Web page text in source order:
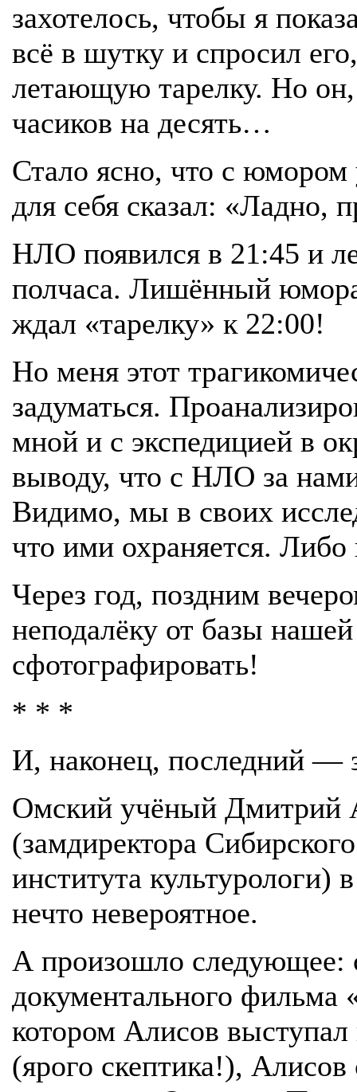
захотелось, чтобы я
всё в шутку и спросил
летающую тарелку. Но он,
часиков на десять…
Стало ясно, что с
для себя сказал: «Ладно,
НЛО появился в 21:45 и
полчаса. Лишённый
ждал «тарелку» к 22:00!
Но меня этот
задуматься.
мной и с экспедицией в
выводу, что с НЛО за
Видимо, мы в своих
что ими охраняется.
Через год, поздним
неподалёку от базы
сфотографировать!
* * *
И, наконец, последний —
Омский учёный Дмитрий
(замдиректора
института культурологи)
нечто невероятное.
А произошло следующее:
документального фильма
котором Алисов выступал
(ярого скептика!),